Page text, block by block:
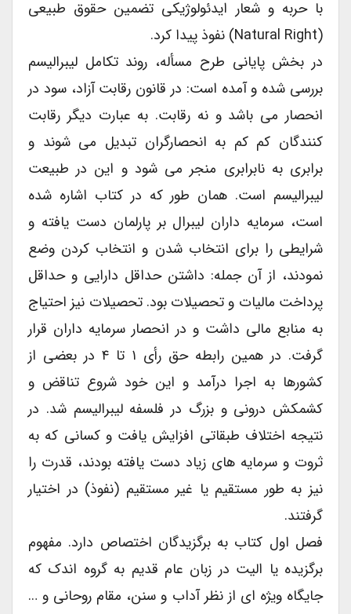
با حربه و شعار ایدئولوژیکی تضمین حقوق طبیعی
در بخش پایانی طرح مسأله، روند تکامل لیبرالیسم
بررسی شده و آمده است: در قانون رقابت آزاد، سود در
انحصار می باشد و نه رقابت. به عبارت دیگر رقابت
کنندگان کم کم به انحصارگران تبدیل می شوند و
برابری به نابرابری منجر می شود و این در طبیعت
لیبرالیسم است. همان طور که در کتاب اشاره شده
است، سرمایه داران لیبرال بر پارلمان دست یافته و
شرایطی را برای انتخاب شدن و انتخاب کردن وضع
نمودند، از آن جمله: داشتن حداقل دارایی و حداقل
پرداخت مالیات و تحصیلات بود. تحصیلات نیز احتیاج
به منابع مالی داشت و در انحصار سرمایه داران قرار
گرفت. در همین رابطه حق رأی ۱ تا ۴ در بعضی از
کشورها به اجرا درآمد و این خود شروع تناقض و
کشمکش درونی و بزرگ در فلسفه لیبرالیسم شد. در
نتیجه اختلاف طبقاتی افزایش یافت و کسانی که به
ثروت و سرمایه های زیاد دست یافته بودند، قدرت را
نیز به طور مستقیم یا غیر مستقیم (نفوذ) در اختیار
گرفتند.
فصل اول کتاب به برگزیدگان اختصاص دارد. مفهوم
برگزیده یا الیت در زبان عام قدیم به گروه اندک که
جایگاه ویژه ای از نظر آداب و سنن، مقام روحانی و …